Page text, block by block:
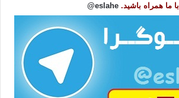
با ما همراه باشید. eslahe@